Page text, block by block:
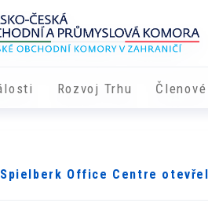
Rozvoj Trhu Členové
Spielberk Office Centre